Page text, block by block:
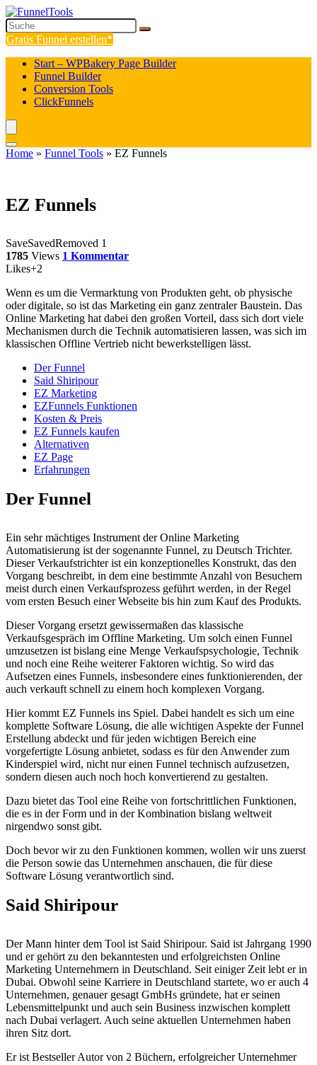
Gratis Funnel erstellen
Start – WPBakery Page Builder
Funnel Builder
Conversion Tools
ClickFunnels
Home » Funnel Tools » EZ Funnels
EZ Funnels
SaveSavedRemoved 1
1785 Views 1 Kommentar
Likes+2
Wenn es um die Vermarktung von Produkten geht, ob physische
oder digitale, so ist das Marketing ein ganz zentraler Baustein. Das
Online Marketing hat dabei den großen Vorteil, dass sich dort viele
Mechanismen durch die Technik automatisieren lassen, was sich im
klassischen Offline Vertrieb nicht bewerkstelligen lässt.
Der Funnel
Said Shiripour
EZ Marketing
EZFunnels Funktionen
Kosten & Preis
EZ Funnels kaufen
Alternativen
EZ Page
Erfahrungen
Der Funnel
Ein sehr mächtiges Instrument der Online Marketing
Automatisierung ist der sogenannte Funnel, zu Deutsch Trichter.
Dieser Verkaufstrichter ist ein konzeptionelles Konstrukt, das den
Vorgang beschreibt, in dem eine bestimmte Anzahl von Besuchern
meist durch einen Verkaufsprozess geführt werden, in der Regel
vom ersten Besuch einer Webseite bis hin zum Kauf des Produkts.
Dieser Vorgang ersetzt gewissermaßen das klassische
Verkaufsgespräch im Offline Marketing. Um solch einen Funnel
umzusetzen ist bislang eine Menge Verkaufspsychologie, Technik
und noch eine Reihe weiterer Faktoren wichtig. So wird das
Aufsetzen eines Funnels, insbesondere eines funktionierenden, der
auch verkauft schnell zu einem hoch komplexen Vorgang.
Hier kommt EZ Funnels ins Spiel. Dabei handelt es sich um eine
komplette Software Lösung, die alle wichtigen Aspekte der Funnel
Erstellung abdeckt und für jeden wichtigen Bereich eine
vorgefertigte Lösung anbietet, sodass es für den Anwender zum
Kinderspiel wird, nicht nur einen Funnel technisch aufzusetzen,
sondern diesen auch noch hoch konvertierend zu gestalten.
Dazu bietet das Tool eine Reihe von fortschrittlichen Funktionen,
die es in der Form und in der Kombination bislang weltweit
nirgendwo sonst gibt.
Doch bevor wir zu den Funktionen kommen, wollen wir uns zuerst
die Person sowie das Unternehmen anschauen, die für diese
Software Lösung verantwortlich sind.
Said Shiripour
Der Mann hinter dem Tool ist Said Shiripour. Said ist Jahrgang 1990
und er gehört zu den bekanntesten und erfolgreichsten Online
Marketing Unternehmern in Deutschland. Seit einiger Zeit lebt er in
Dubai. Obwohl seine Karriere in Deutschland startete, wo er auch 4
Unternehmen, genauer gesagt GmbHs gründete, hat er seinen
Lebensmittelpunkt und auch sein Business inzwischen komplett
nach Dubai verlagert. Auch seine aktuellen Unternehmen haben
ihren Sitz dort.
Er ist Bestseller Autor von 2 Büchern, erfolgreicher Unternehmer